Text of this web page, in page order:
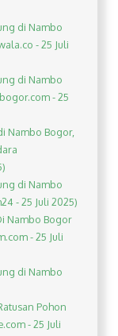
di Nambo
- 25 Juli
di Nambo
- 25
Nambo Bogor,
di Nambo
- 25 Juli 2025)
Nambo Bogor
- 25 Juli
di Nambo
Pohon
- 25 Juli